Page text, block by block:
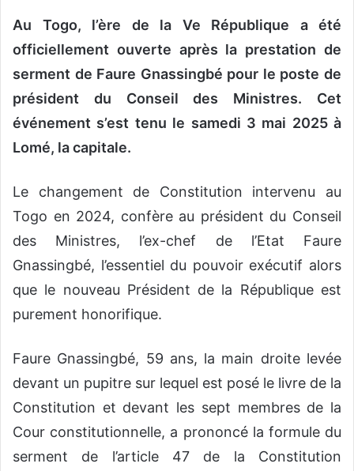
e
l
Au Togo, l’ère de la Ve République a été
officiellement ouverte après la prestation de
serment de Faure Gnassingbé pour le poste de
président du Conseil des Ministres. Cet
événement s’est tenu le samedi 3 mai 2025 à
Lomé, la capitale.
Le changement de Constitution intervenu au
Togo en 2024, confère au président du Conseil
des Ministres, l’ex-chef de l’Etat Faure
Gnassingbé, l’essentiel du pouvoir exécutif alors
que le nouveau Président de la République est
purement honorifique.
Faure Gnassingbé, 59 ans, la main droite levée
devant un pupitre sur lequel est posé le livre de la
Constitution et devant les sept membres de la
Cour constitutionnelle, a prononcé la formule du
serment de l’article 47 de la Constitution